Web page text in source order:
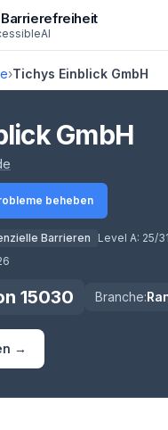
›Tichys Einblick GmbH
GmbH
beheben
Barrieren Level A: 25/31
15030 Branche:
→